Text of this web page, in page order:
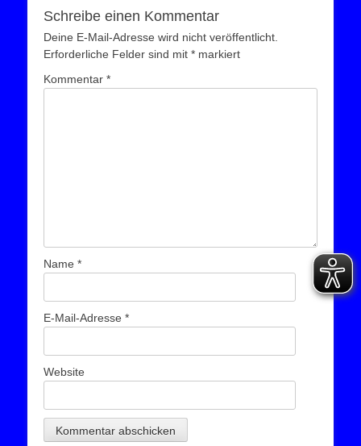
Schreibe einen Kommentar
Deine E-Mail-Adresse wird nicht veröffentlicht.
Erforderliche Felder sind mit * markiert
Kommentar *
Name *
E-Mail-Adresse *
Website